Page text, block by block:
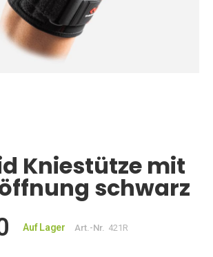
Kniestütze mit
schwarz
Auf Lager Art.-Nr. 421R